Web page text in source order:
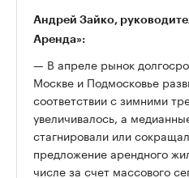
Андрей Зайко,
Аренда»:
— В апреле рынок
Москве и Подмосковье
соответствии с зимними
увеличивалось, а
стагнировали или
предложение арендного
числе за счет массового